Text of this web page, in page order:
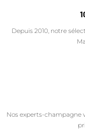
Depuis 2010, notre
Nos experts-champagne